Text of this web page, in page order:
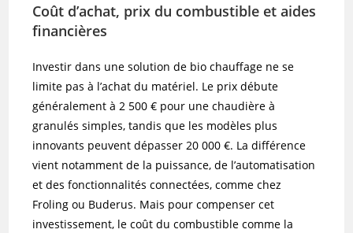
Coût d’achat, prix du combustible et aides
financières
Investir dans une solution de bio chauffage ne se
limite pas à l’achat du matériel. Le prix débute
généralement à 2 500 € pour une chaudière à
granulés simples, tandis que les modèles plus
innovants peuvent dépasser 20 000 €. La différence
vient notamment de la puissance, de l’automatisation
et des fonctionnalités connectées, comme chez
Froling ou Buderus. Mais pour compenser cet
investissement, le coût du combustible comme la